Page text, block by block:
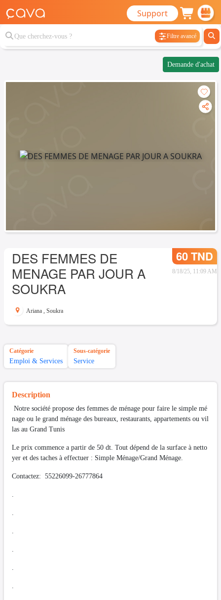
Support
Filtre avancé
Demande d'achat
DES FEMMES DE
MENAGE PAR JOUR A
SOUKRA
60 TND
8/18/25, 11:09 AM
Ariana , Soukra
Catégorie
Emploi & Services
Sous-catégorie
Service
Description
Notre société propose des femmes de ménage pour faire le simple mé
nage ou le grand ménage des bureaux, restaurants, appartements ou vil
las au Grand Tunis
Le prix commence a partir de 50 dt. Tout dépend de la surface à netto
yer et des taches à effectuer : Simple Ménage/Grand Ménage.
Contactez: 55226099-26777864
.
.
.
.
.
.